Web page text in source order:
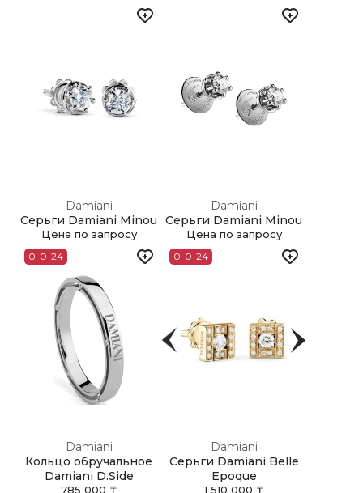
Damiani
Серьги Damiani Minou
Цена по запросу
Damiani
Серьги Damiani Minou
Цена по запросу
0-0-24
Damiani
Кольцо обручальное
Damiani D.Side
785 000 ₸
0-0-24
Damiani
Серьги Damiani Belle
Epoque
1 510 000 ₸